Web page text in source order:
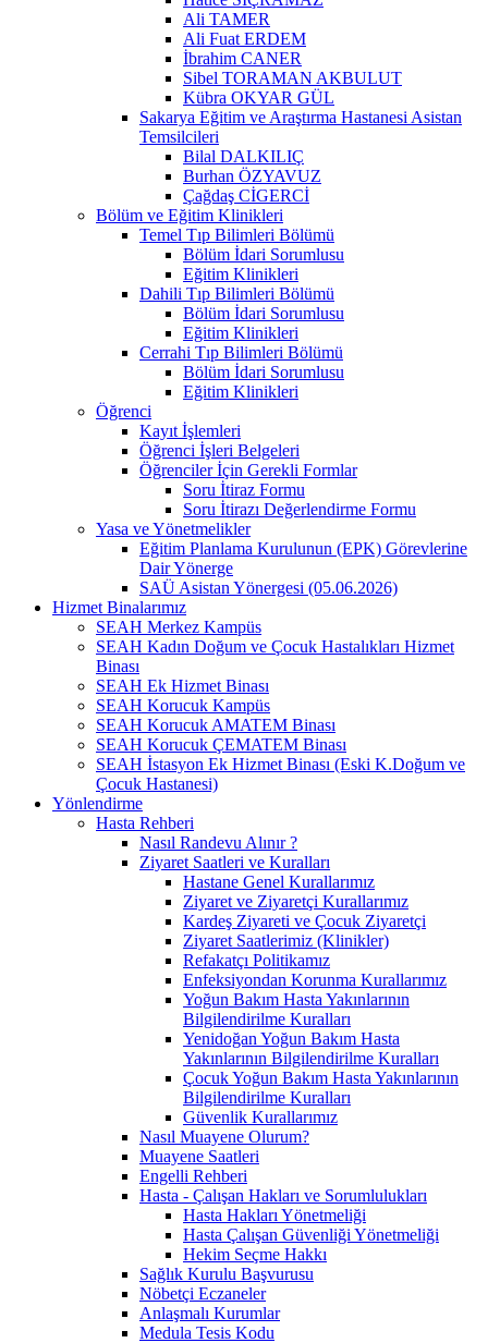
Ali TAMER
Ali Fuat ERDEM
İbrahim CANER
Sibel TORAMAN AKBULUT
Kübra OKYAR GÜL
Sakarya Eğitim ve Araştırma Hastanesi Asistan
Temsilcileri
Bilal DALKILIÇ
Burhan ÖZYAVUZ
Çağdaş CİGERCİ
Bölüm ve Eğitim Klinikleri
Temel Tıp Bilimleri Bölümü
Bölüm İdari Sorumlusu
Eğitim Klinikleri
Dahili Tıp Bilimleri Bölümü
Bölüm İdari Sorumlusu
Eğitim Klinikleri
Cerrahi Tıp Bilimleri Bölümü
Bölüm İdari Sorumlusu
Eğitim Klinikleri
Öğrenci
Kayıt İşlemleri
Öğrenci İşleri Belgeleri
Öğrenciler İçin Gerekli Formlar
Soru İtiraz Formu
Soru İtirazı Değerlendirme Formu
Yasa ve Yönetmelikler
Eğitim Planlama Kurulunun (EPK) Görevlerine
Dair Yönerge
SAÜ Asistan Yönergesi (05.06.2026)
Hizmet Binalarımız
SEAH Merkez Kampüs
SEAH Kadın Doğum ve Çocuk Hastalıkları Hizmet
Binası
SEAH Ek Hizmet Binası
SEAH Korucuk Kampüs
SEAH Korucuk AMATEM Binası
SEAH Korucuk ÇEMATEM Binası
SEAH İstasyon Ek Hizmet Binası (Eski K.Doğum ve
Çocuk Hastanesi)
Yönlendirme
Hasta Rehberi
Nasıl Randevu Alınır ?
Ziyaret Saatleri ve Kuralları
Hastane Genel Kurallarımız
Ziyaret ve Ziyaretçi Kurallarımız
Kardeş Ziyareti ve Çocuk Ziyaretçi
Ziyaret Saatlerimiz (Klinikler)
Refakatçı Politikamız
Enfeksiyondan Korunma Kurallarımız
Yoğun Bakım Hasta Yakınlarının
Bilgilendirilme Kuralları
Yenidoğan Yoğun Bakım Hasta
Yakınlarının Bilgilendirilme Kuralları
Çocuk Yoğun Bakım Hasta Yakınlarının
Bilgilendirilme Kuralları
Güvenlik Kurallarımız
Nasıl Muayene Olurum?
Muayene Saatleri
Engelli Rehberi
Hasta - Çalışan Hakları ve Sorumlulukları
Hasta Hakları Yönetmeliği
Hasta Çalışan Güvenliği Yönetmeliği
Hekim Seçme Hakkı
Sağlık Kurulu Başvurusu
Nöbetçi Eczaneler
Anlaşmalı Kurumlar
Medula Tesis Kodu